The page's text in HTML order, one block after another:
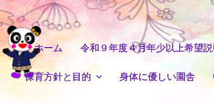
ホーム 令和９年度４月年少以上希望
保育方針と目的 身体に優しい園舎